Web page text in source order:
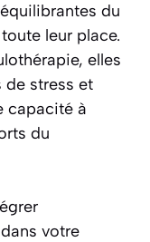
du
leur place.
elles
de stress et
capacité à
du
votre